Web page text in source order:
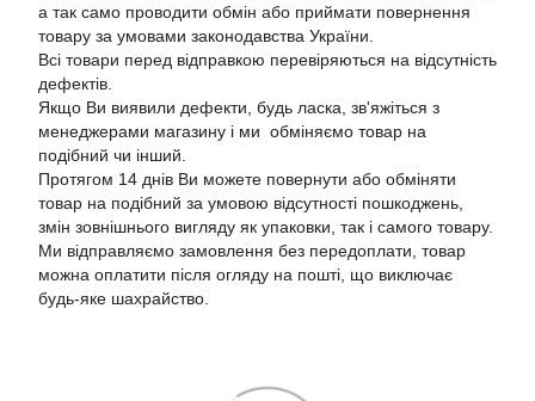
а так само проводити обмін або приймати повернення
товару за умовами законодавства України.
Всі товари перед відправкою перевіряються на відсутність
дефектів.
Якщо Ви виявили дефекти, будь ласка, зв'яжіться з
менеджерами магазину і ми обміняємо товар на
подібний чи інший.
Протягом 14 днів Ви можете повернути або обміняти
товар на подібний за умовою відсутності пошкоджень,
змін зовнішнього вигляду як упаковки, так і самого товару.
Ми відправляємо замовлення без передоплати, товар
можна оплатити після огляду на пошті, що виключає
будь-яке шахрайство.